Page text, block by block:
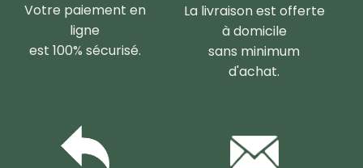
Votre paiement en
ligne
est 100% sécurisé.
La livraison est offerte
à domicile
sans minimum
d'achat.